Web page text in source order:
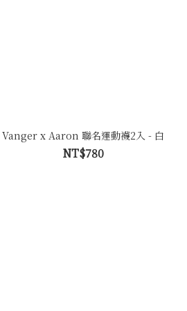
Vanger x Aaron 聯名運動襪2入 - 白
NT$780